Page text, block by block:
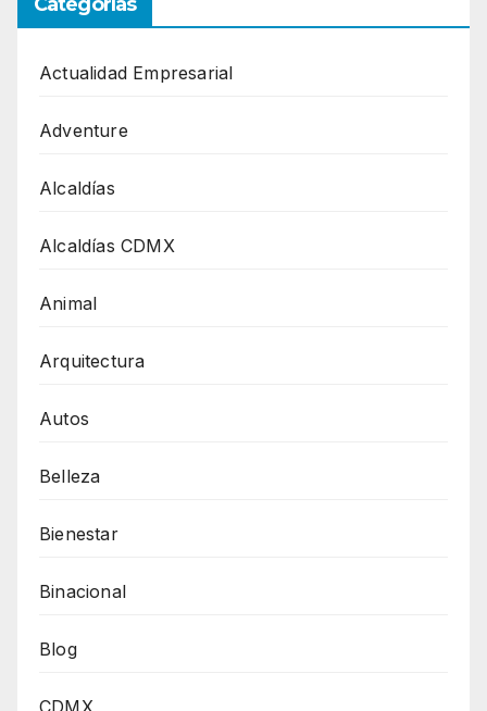
Categorías
Actualidad Empresarial
Adventure
Alcaldías
Alcaldías CDMX
Animal
Arquitectura
Autos
Belleza
Bienestar
Binacional
Blog